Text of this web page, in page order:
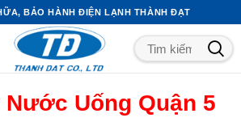
BẢO HÀNH ĐIỆN LẠNH THÀNH ĐẠT
Nước Uống Quận 5